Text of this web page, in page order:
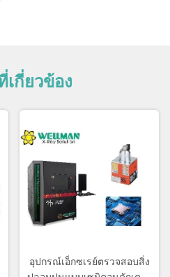
เกี่ยวข้อง
อุปกรณ์เอ็กซเรย์ตรวจสอบสิ่ง